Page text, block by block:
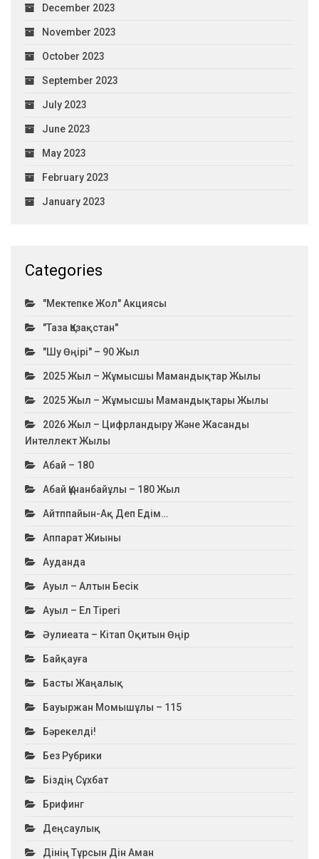
December 2023
November 2023
October 2023
September 2023
July 2023
June 2023
May 2023
February 2023
January 2023
Categories
"Мектепке Жол" Акциясы
"Таза Қазақстан"
"Шу Өңірі" – 90 Жыл
2025 Жыл – Жұмысшы Мамандықтар Жылы
2025 Жыл – Жұмысшы Мамандықтары Жылы
2026 Жыл – Цифрландыру Және Жасанды
Интеллект Жылы
Абай – 180
Абай Құнанбайұлы – 180 Жыл
Айтппайын-Ақ Деп Едім…
Аппарат Жиыны
Ауданда
Ауыл – Алтын Бесік
Ауыл – Ел Тірегі
Әулиеата – Кітап Оқитын Өңір
Байқауға
Басты Жаңалық
Бауыржан Момышұлы – 115
Бәрекелді!
Без Рубрики
Біздің Сұхбат
Брифинг
Деңсаулық
Дінің Тұрсын Дін Аман